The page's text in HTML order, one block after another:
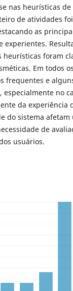
nas heurísticas
de atividades
as
experientes.
foram
Em todos
frequentes e
no
da experiência
do sistema afetam
de
usuários.